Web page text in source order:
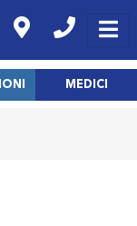
MEDICI